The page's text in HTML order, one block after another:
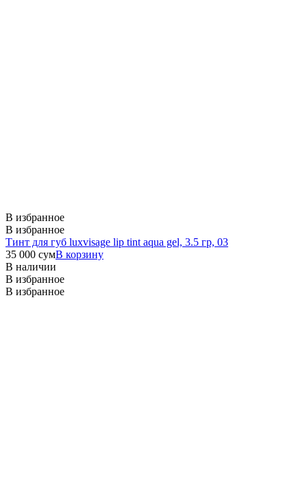
В избранное
В избранное
Тинт для губ luxvisage lip tint aqua gel, 3.5 гр, 03
35 000 сумВ корзину
В наличии
В избранное
В избранное